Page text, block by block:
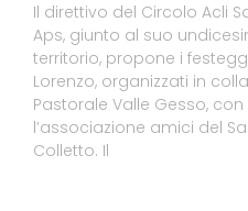
Il direttivo del Circolo Acli
Aps, giunto al suo
territorio, propone i
Lorenzo, organizzati in
Pastorale Valle Gesso,
l’associazione amici del
Colletto. Il